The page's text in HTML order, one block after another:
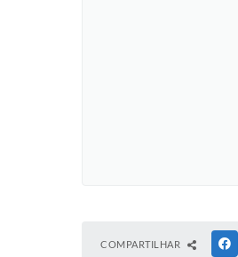
COMPARTILHAR